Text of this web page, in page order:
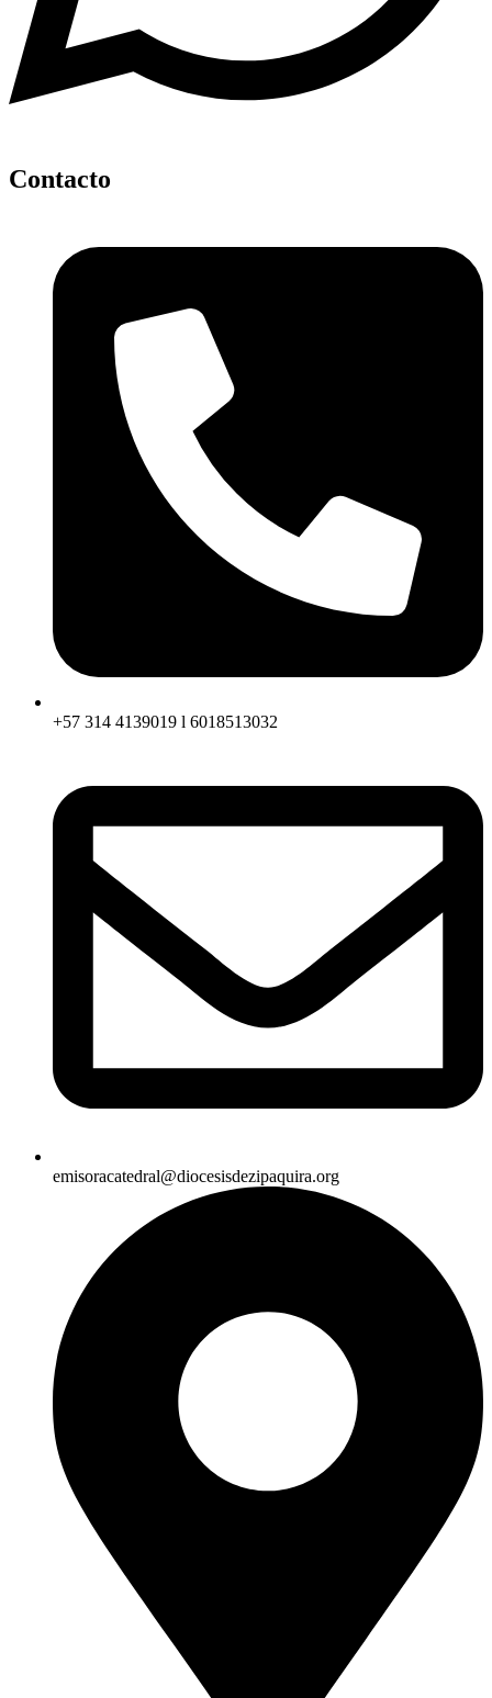
Contacto
+57 314 4139019 l 6018513032
emisoracatedral@diocesisdezipaquira.org